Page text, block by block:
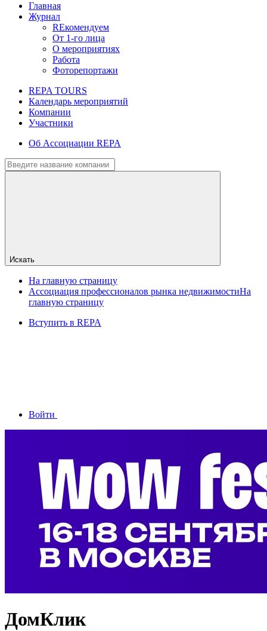
Главная
Журнал
REкомендуем
От 1-го лица
О мероприятиях
Работа
Фоторепортажи
REPA TOURS
Календарь мероприятий
Компании
Участники
Об Ассоциации REPA
Искать
На главную страницу
Ассоциация профессионалов рынка недвижимостиНа
главную страницу
Вступить в REPA
Войти
ДомКлик